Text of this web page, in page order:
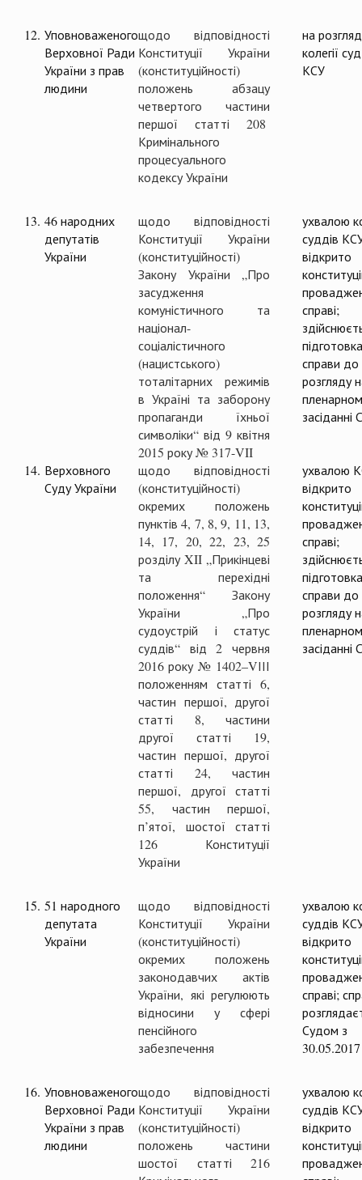
12. Уповноваженого
Верховної Ради
України з прав
людини
щодо відповідності
Конституції України
(конституційності)
положень абзацу
четвертого частини
першої статті 208
Кримінального
процесуального
кодексу України
на
колегії
КСУ
13. 46 народних
депутатів
України
щодо відповідності
Конституції України
(конституційності)
Закону України „Про
засудження
комуністичного та
націонал-
соціалістичного
(нацистського)
тоталітарних режимів
в Україні та заборону
пропаганди їхньої
символіки“ від 9 квітня
2015 року № 317-VII
ухвалою
суддів
відкрито
справі;
підготовка
справи до
розгляду
засіданні
14. Верховного
Суду України
щодо відповідності
(конституційності)
окремих положень
пунктів 4, 7, 8, 9, 11, 13,
14, 17, 20, 22, 23, 25
розділу XII „Прикінцеві
та перехідні
положення“ Закону
України „Про
судоустрій і статус
суддів“ від 2 червня
2016 року № 1402–VІІІ
положенням статті 6,
частин першої, другої
статті 8, частини
другої статті 19,
частин першої, другої
статті 24, частин
першої, другої статті
55, частин першої,
п’ятої, шостої статті
126 Конституції
України
ухвалою
відкрито
справі;
підготовка
справи до
розгляду
засіданні
15. 51 народного
депутата
України
щодо відповідності
Конституції України
(конституційності)
окремих положень
законодавчих актів
України, які регулюють
відносини у сфері
пенсійного
забезпечення
ухвалою
суддів
відкрито
справі;
Судом з
30.05.2017
16. Уповноваженого
Верховної Ради
України з прав
людини
щодо відповідності
Конституції України
(конституційності)
положень частини
шостої статті 216
ухвалою
суддів
відкрито